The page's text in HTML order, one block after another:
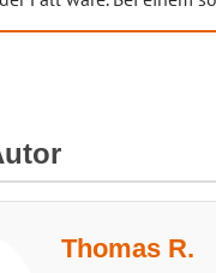
Thomas R.